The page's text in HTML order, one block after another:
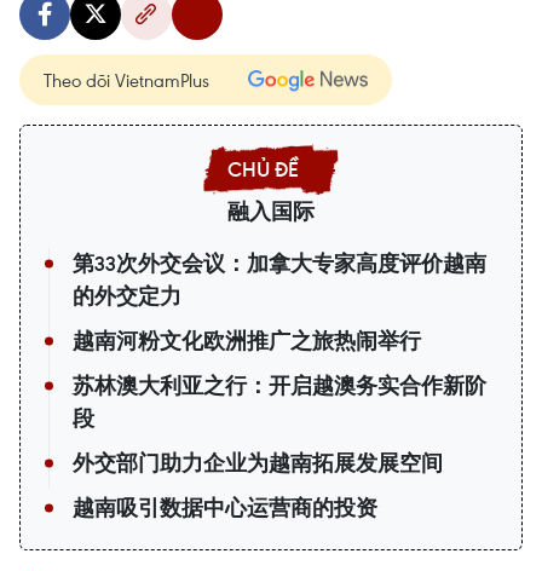
Theo dõi VietnamPlus
融入国际
第33次外交会议：加拿大专家高度评价越南
的外交定力
越南河粉文化欧洲推广之旅热闹举行
苏林澳大利亚之行：开启越澳务实合作新阶
段
外交部门助力企业为越南拓展发展空间
越南吸引数据中心运营商的投资